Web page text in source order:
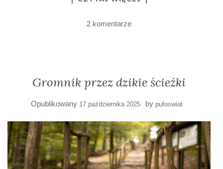
2 komentarze
Gromnik przez dzikie ścieżki
Opublikowany 17 października 2025 by pufoswiat